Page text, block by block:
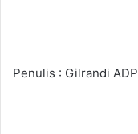
Penulis : Gilrandi ADP